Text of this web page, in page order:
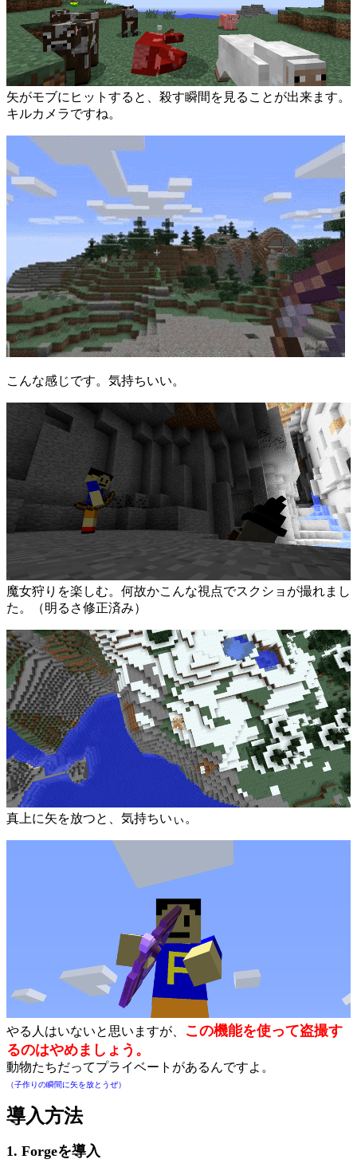
矢がモブにヒットすると、殺す瞬間を見ることが出来ます。
キルカメラですね。
こんな感じです。気持ちいい。
魔女狩りを楽しむ。何故かこんな視点でスクショが撮れまし
た。（明るさ修正済み）
真上に矢を放つと、気持ちいぃ。
やる人はいないと思いますが、
この機能を使って盗撮す
るのはやめましょう。
動物たちだってプライベートがあるんですよ。
（子作りの瞬間に矢を放とうぜ）
導入方法
1. Forgeを導入